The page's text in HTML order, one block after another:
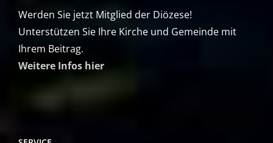
Werden Sie jetzt Mitglied der Diözese!
Unterstützen Sie Ihre Kirche und Gemeinde mit
Ihrem Beitrag.
Weitere Infos hier